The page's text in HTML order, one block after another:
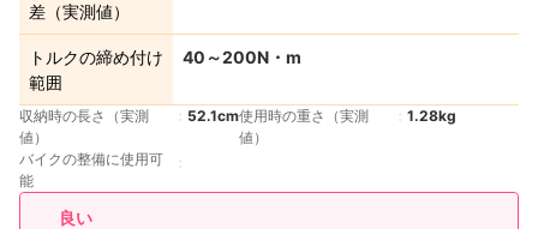
差（実測値）
トルクの締め付け
範囲
40～200N・m
収納時の長さ（実測
値）
52.1cm使用時の重さ（実測
値）
1.28kg
バイクの整備に使用可
能
良い